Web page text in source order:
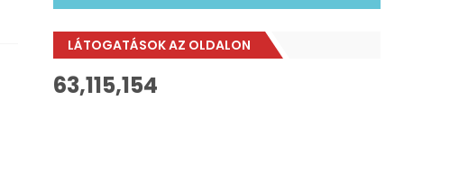
LÁTOGATÁSOK AZ OLDALON
63,115,154